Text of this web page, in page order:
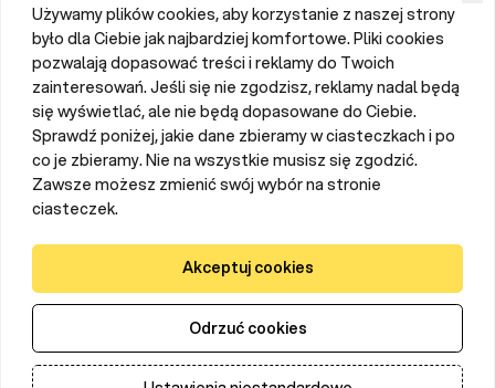
Używamy plików cookies, aby korzystanie z naszej strony
było dla Ciebie jak najbardziej komfortowe. Pliki cookies
pozwalają dopasować treści i reklamy do Twoich
zainteresowań. Jeśli się nie zgodzisz, reklamy nadal będą
się wyświetlać, ale nie będą dopasowane do Ciebie.
Sprawdź poniżej, jakie dane zbieramy w ciasteczkach i po
co je zbieramy. Nie na wszystkie musisz się zgodzić.
Zawsze możesz zmienić swój wybór na stronie
ciasteczek.
Akceptuj cookies
Odrzuć cookies